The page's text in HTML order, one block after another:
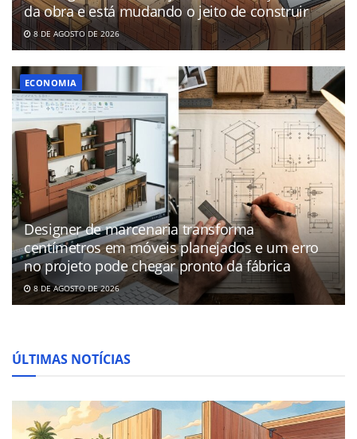
da obra e está mudando o jeito de construir
8 DE AGOSTO DE 2026
ECONOMIA
Designer de marcenaria transforma
centímetros em móveis planejados e um erro
no projeto pode chegar pronto da fábrica
8 DE AGOSTO DE 2026
ÚLTIMAS NOTÍCIAS